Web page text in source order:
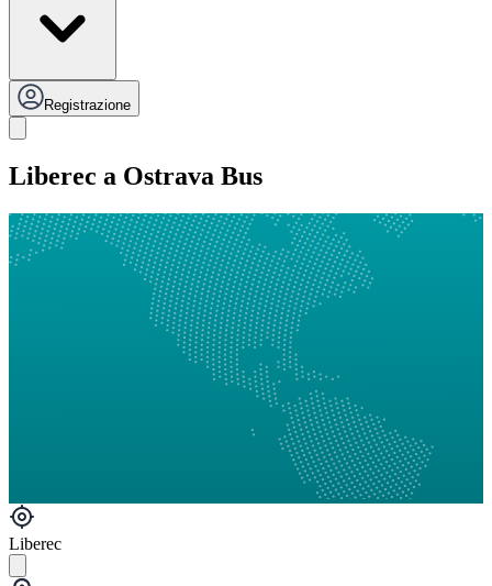
Registrazione
Liberec a Ostrava Bus
Liberec